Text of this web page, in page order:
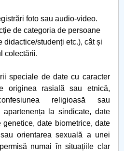
foto sau audio-video.
de categoria de persoane
didactice/studenți etc.), cât și
colectării.
speciale de date cu caracter
originea rasială sau etnică,
religioasă sau
apartenența la sindicate, date
genetice, date biometrice, date
orientarea sexuală a unei
numai în situațiile clar